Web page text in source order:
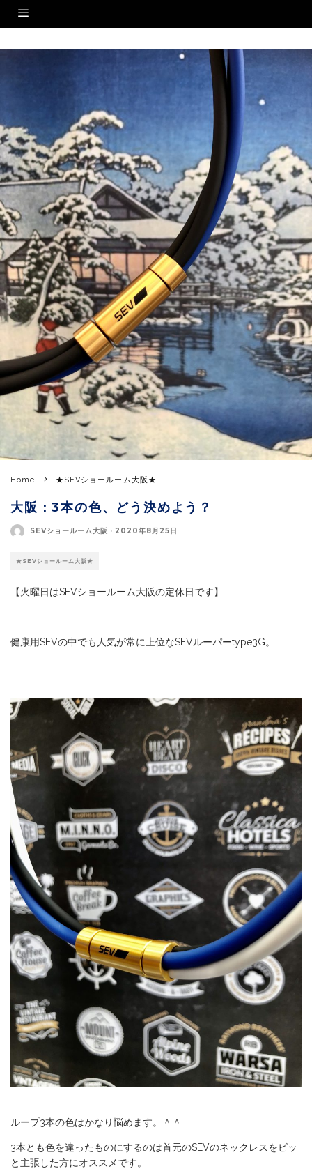
Home ★SEVショールーム大阪★
大阪：3本の色、どう決めよう？
SEVショールーム大阪 · 2020年8月25日
★SEVショールーム大阪★
【火曜日はSEVショールーム大阪の定休日です】
健康用SEVの中でも人気が常に上位なSEVルーパーtype3G。
ループ3本の色はかなり悩めます。＾＾
3本とも色を違ったものにするのは首元のSEVのネックレスをビッ
と主張した方にオススメです。